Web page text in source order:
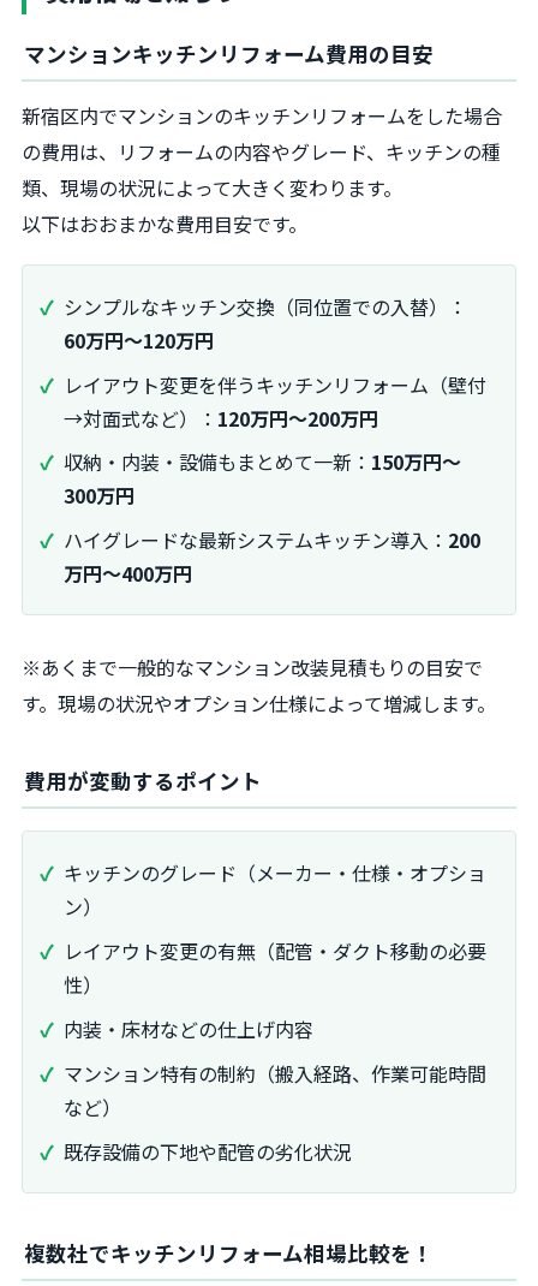
マンションキッチンリフォーム費用の目安
新宿区内でマンションのキッチンリフォームをした場合
の費用は、リフォームの内容やグレード、キッチンの種
類、現場の状況によって大きく変わります。
以下はおおまかな費用目安です。
シンプルなキッチン交換（同位置での入替）：
60万円～120万円
レイアウト変更を伴うキッチンリフォーム（壁付
→対面式など）： 120万円～200万円
収納・内装・設備もまとめて一新： 150万円～
300万円
ハイグレードな最新システムキッチン導入： 200
万円～400万円
※あくまで一般的なマンション改装見積もりの目安で
す。現場の状況やオプション仕様によって増減します。
費用が変動するポイント
キッチンのグレード（メーカー・仕様・オプショ
ン）
レイアウト変更の有無（配管・ダクト移動の必要
性）
内装・床材などの仕上げ内容
マンション特有の制約（搬入経路、作業可能時間
など）
既存設備の下地や配管の劣化状況
複数社でキッチンリフォーム相場比較を！